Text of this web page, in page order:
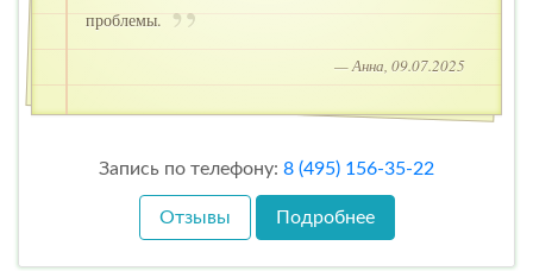
проблемы.
— Анна, 09.07.2025
Запись по телефону: 8 (495) 156-35-22
Отзывы Подробнее